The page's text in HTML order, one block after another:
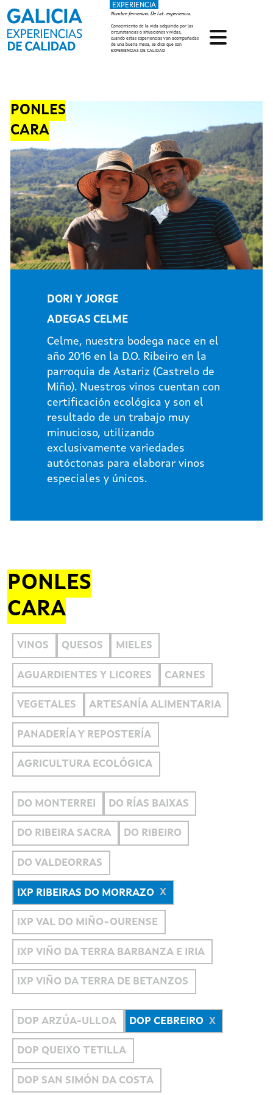
Pasar al contenido principal
EXPERIENCIA
Nombre femenino. De lat. experiencia.
Conocimiento de la vida adquirido por las
circunstancias o situaciones vividas,
cuando estas experiencias van acompañadas
de una buena mesa, se dice que son
EXPERIENCIAS DE CALIDAD
PONLES
CARA
DORI Y JORGE
ADEGAS CELME
Celme, nuestra bodega nace en el
año 2016 en la D.O. Ribeiro en la
parroquia de Astariz (Castrelo de
Miño). Nuestros vinos cuentan con
certificación ecológica y son el
resultado de un trabajo muy
minucioso, utilizando
exclusivamente variedades
autóctonas para elaborar vinos
especiales y únicos.
PONLES
CARA
VINOS QUESOS MIELES
AGUARDIENTES Y LICORES CARNES
VEGETALES ARTESANÍA ALIMENTARIA
PANADERÍA Y REPOSTERÍA
AGRICULTURA ECOLÓGICA
DO MONTERREI DO RÍAS BAIXAS
DO RIBEIRA SACRA DO RIBEIRO
DO VALDEORRAS
IXP RIBEIRAS DO MORRAZO
IXP VAL DO MIÑO-OURENSE
IXP VIÑO DA TERRA BARBANZA E IRIA
IXP VIÑO DA TERRA DE BETANZOS
DOP ARZÚA-ULLOA DOP CEBREIRO
DOP QUEIXO TETILLA
DOP SAN SIMÓN DA COSTA